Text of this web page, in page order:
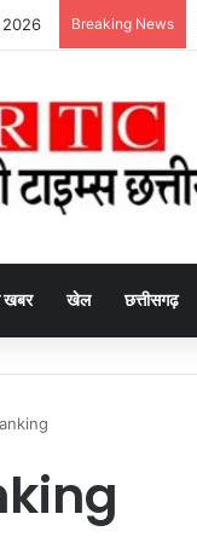
Breaking News
खबर खेल छत्तीसगढ़